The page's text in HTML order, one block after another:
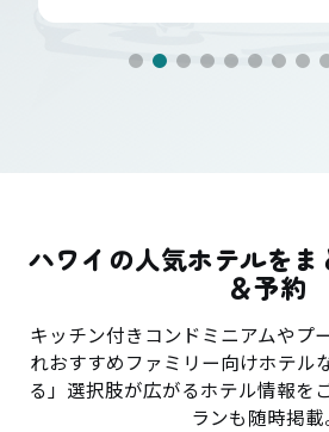
ハワイの人気ホテルをま
＆予約
キッチン付きコンドミニアムやプ
れおすすめファミリー向けホテル
る」選択肢が広がるホテル情報を
ランも随時掲載